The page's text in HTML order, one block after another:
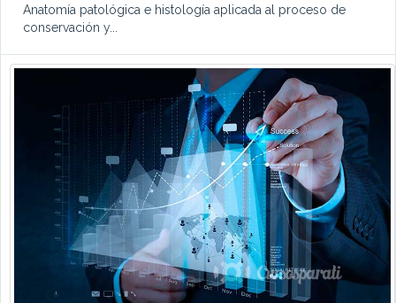
Anatomía patológica e histología aplicada al proceso de
conservación y...